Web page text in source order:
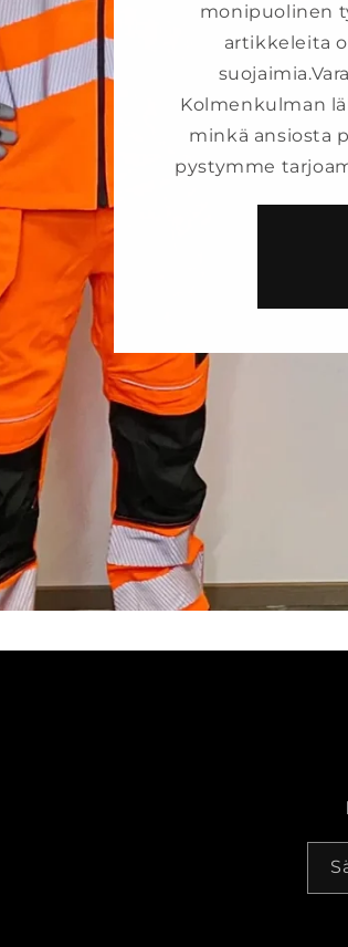
monipuolinen
artikkeleita
Kolmenkulman
minkä ansiosta
pystymme